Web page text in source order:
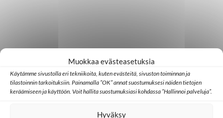
Muokkaa evästeasetuksia
Käytämme sivustolla eri tekniikoita, kuten evästeitä, sivuston toiminnan ja
tilastoinnin tarkoituksiin. Painamalla ”OK” annat suostumuksesi näiden tietojen
keräämiseen ja käyttöön. Voit hallita suostumuksiasi kohdassa ”Hallinnoi palveluja”.
Hyväksy